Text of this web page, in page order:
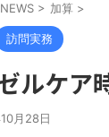
NEWS > 加算 >
訪問実務
ルケア
月28日